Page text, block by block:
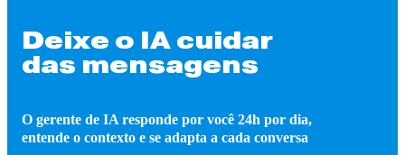
Deixe o IA cuidar
das mensagens
O gerente de IA responde por você 24h por dia,
entende o contexto e se adapta a cada conversa